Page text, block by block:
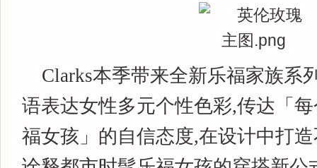
Clarks本季带来全新乐福家族系
语表达女性多元个性色彩,传达「
福女孩」的自信态度,在设计中打